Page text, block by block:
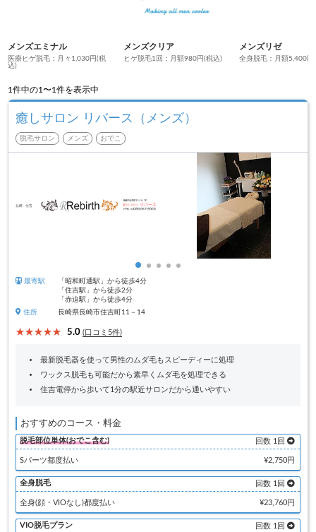
メンズエミナル
医療ヒゲ脱毛：月々1,030円(税
込)
メンズクリア
ヒゲ脱毛1回：月額980円(税込)
メンズリゼ
全身脱毛：月額5,400円
1件中の1〜1件を表示中
癒しサロン リバース（メンズ）
脱毛サロン メンズ おでこ
最寄駅
「昭和町通駅」から徒歩4分
「住吉駅」から徒歩2分
「赤迫駅」から徒歩4分
住所
長崎県長崎市住吉町11－14
5.0 (口コミ5件)
最新脱毛器を使って男性のムダ毛もスピーディーに処理
ワックス脱毛も可能だから素早くムダ毛を処理できる
住吉電停から歩いて1分の駅近サロンだから通いやすい
おすすめのコース・料金
脱毛部位単体(おでこ含む) 回数 1回
Sパーツ都度払い ¥2,750円
全身脱毛 回数 1回
全身(顔・VIOなし)都度払い ¥23,760円
VIO脱毛プラン 回数 1回